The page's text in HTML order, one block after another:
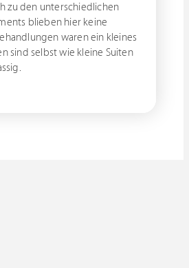
zu den unterschiedlichen
blieben hier keine
waren ein kleines
sind selbst wie kleine Suiten